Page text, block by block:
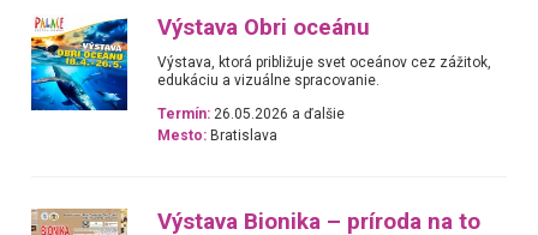
Výstava Obri oceánu
Výstava, ktorá približuje svet oceánov cez zážitok,
edukáciu a vizuálne spracovanie.
Termín: 26.05.2026 a ďalšie
Mesto: Bratislava
Výstava Bionika – príroda na to